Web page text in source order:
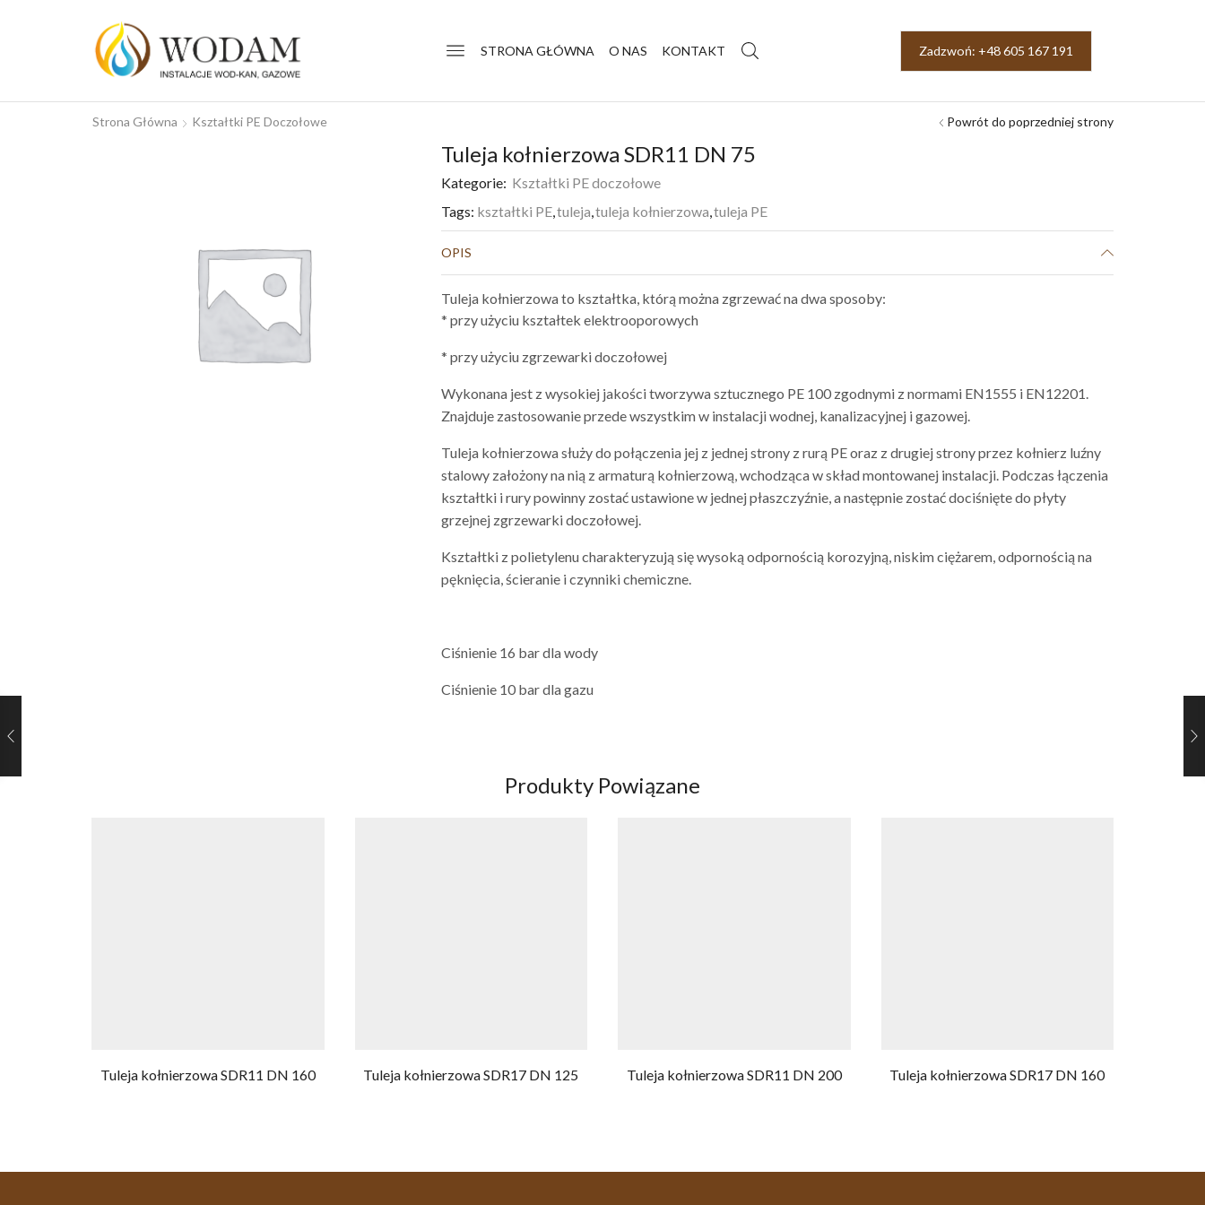
STRONA GŁÓWNA O NAS KONTAKT Zadzwoń: +48 605 167 191
Strona Główna Kształtki PE Doczołowe Powrót do poprzedniej strony
Tuleja kołnierzowa SDR11 DN 75
Kategorie: Kształtki PE doczołowe
Tags: kształtki PE,tuleja,tuleja kołnierzowa,tuleja PE
OPIS
Tuleja kołnierzowa to kształtka, którą można zgrzewać na dwa sposoby:
* przy użyciu kształtek elektrooporowych
* przy użyciu zgrzewarki doczołowej
Wykonana jest z wysokiej jakości tworzywa sztucznego PE 100 zgodnymi z normami EN1555 i EN12201.
Znajduje zastosowanie przede wszystkim w instalacji wodnej, kanalizacyjnej i gazowej.
Tuleja kołnierzowa służy do połączenia jej z jednej strony z rurą PE oraz z drugiej strony przez kołnierz luźny
stalowy założony na nią z armaturą kołnierzową, wchodząca w skład montowanej instalacji. Podczas łączenia
kształtki i rury powinny zostać ustawione w jednej płaszczyźnie, a następnie zostać dociśnięte do płyty
grzejnej zgrzewarki doczołowej.
Kształtki z polietylenu charakteryzują się wysoką odpornością korozyjną, niskim ciężarem, odpornością na
pęknięcia, ścieranie i czynniki chemiczne.
Ciśnienie 16 bar dla wody
Ciśnienie 10 bar dla gazu
Produkty Powiązane
Tuleja kołnierzowa SDR11 DN 160 Tuleja kołnierzowa SDR17 DN 125 Tuleja kołnierzowa SDR11 DN 200 Tuleja kołnierzowa SDR17 DN 160